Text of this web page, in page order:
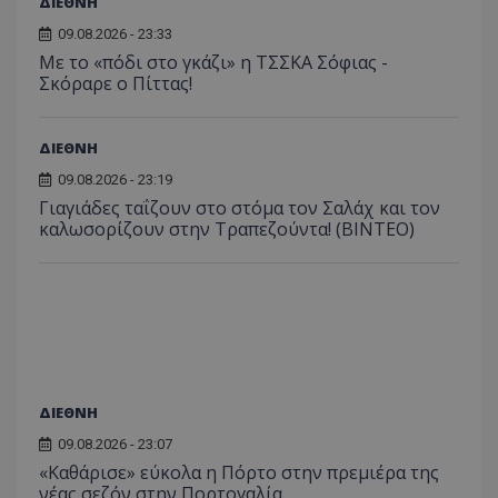
09.08.2026 - 23:33
Με το «πόδι στο γκάζι» η ΤΣΣΚΑ Σόφιας -
Σκόραρε ο Πίττας!
ΔΙΕΘΝΗ
09.08.2026 - 23:19
Γιαγιάδες ταΐζουν στο στόμα τον Σαλάχ και τον
καλωσορίζουν στην Τραπεζούντα! (ΒΙΝΤΕΟ)
ΔΙΕΘΝΗ
09.08.2026 - 23:07
«Καθάρισε» εύκολα η Πόρτο στην πρεμιέρα της